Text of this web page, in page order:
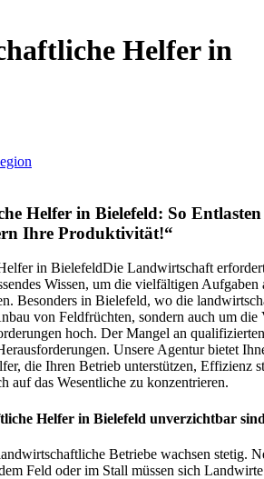
Helfer in
Helfer in Bielefeld: So
Ihre Produktivität!“
Die Landwirtschaft
Wissen, um die vielfältigen Aufgaben
Besonders in Bielefeld, wo die
von Feldfrüchten, sondern auch um die
hoch. Der Mangel an
Unsere Agentur bietet
die Ihren Betrieb unterstützen, Effizienz
auf das Wesentliche zu konzentrieren.
Helfer in Bielefeld unverzichtbar
Betriebe wachsen stetig.
Feld oder im Stall müssen sich